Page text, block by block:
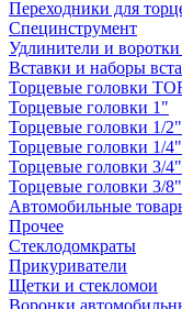
Переходники для
Специнструмент
Удлинители и
Вставки и наборы
Торцевые головки
Торцевые головки 1"
Торцевые головки 1/2"
Торцевые головки 1/4"
Торцевые головки 3/4"
Торцевые головки 3/8"
Автомобильные
Прочее
Стеклодомкраты
Прикуриватели
Щетки и стекломои
Воронки